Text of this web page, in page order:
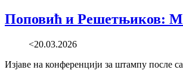
Поповић и Решетњиков:
<20.03.2026
Изјаве на конференцији за штампу после